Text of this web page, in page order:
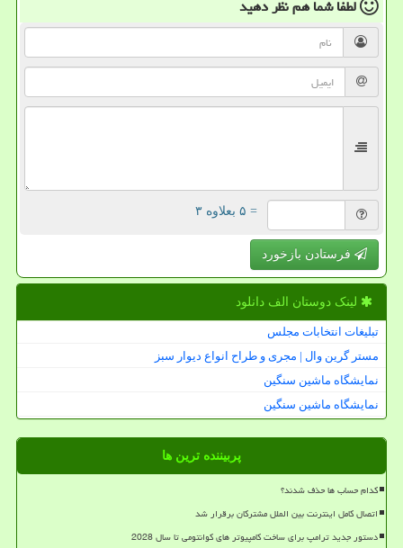
لطفا شما همنظر دهید
= ۵ بعلاوه ۳
فرستادن بازخورد
لینک دوستان الف دانلود
تبلیغات انتخابات مجلس
مستر گرین وال | مجری و طراح انواع دیوار سبز
نمایشگاه ماشین سنگین
نمایشگاه ماشین سنگین
پربیننده ترین ها
کدام حساب ها حذف شدند؟
اتصال کامل اینترنت بین الملل مشترکان برقرار شد
دستور جدید ترامپ برای ساخت کامپیوتر های کوانتومی تا سال 2028